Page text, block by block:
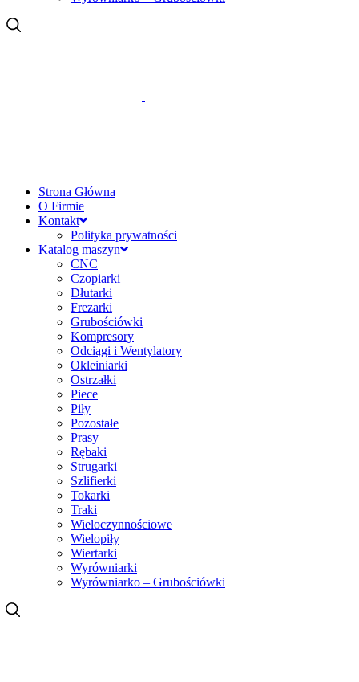
Strona Główna
O Firmie
Kontakt
Polityka prywatności
Katalog maszyn
CNC
Czopiarki
Dłutarki
Frezarki
Grubościówki
Kompresory
Odciągi i Wentylatory
Okleiniarki
Ostrzałki
Piece
Piły
Pozostałe
Prasy
Rębaki
Strugarki
Szlifierki
Tokarki
Traki
Wieloczynnościowe
Wielopiły
Wiertarki
Wyrówniarki
Wyrówniarko – Grubościówki